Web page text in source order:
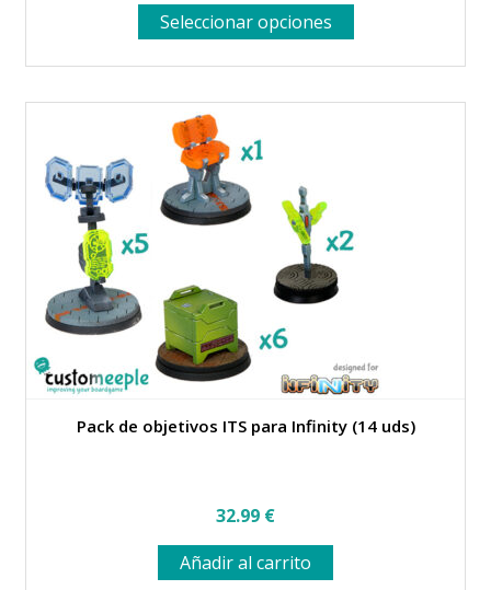
Seleccionar opciones
producto
variantes.
en
la
Pack de objetivos ITS para Infinity (14 uds)
32.99 €
Añadir al carrito